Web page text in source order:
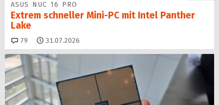
ASUS NUC 16 PRO
Extrem schneller Mini-PC mit Intel Panther
Lake
79 Kommentare
31.07.2026